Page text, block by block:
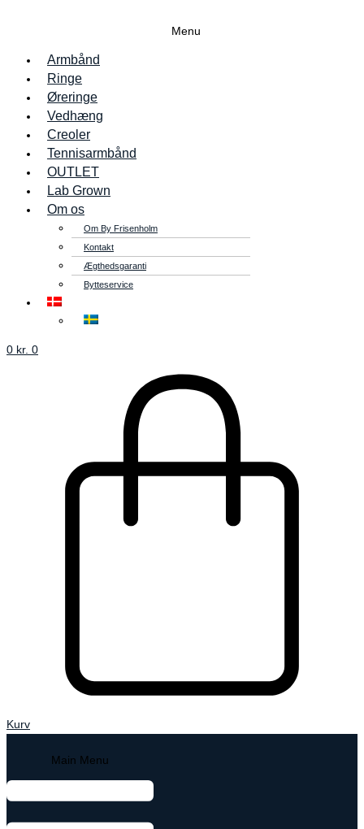
Menu
Armbånd
Ringe
Øreringe
Vedhæng
Creoler
Tennisarmbånd
OUTLET
Lab Grown
Om os
Om By Frisenholm
Kontakt
Ægthedsgaranti
Bytteservice
0 kr. 0
Kurv
Main Menu